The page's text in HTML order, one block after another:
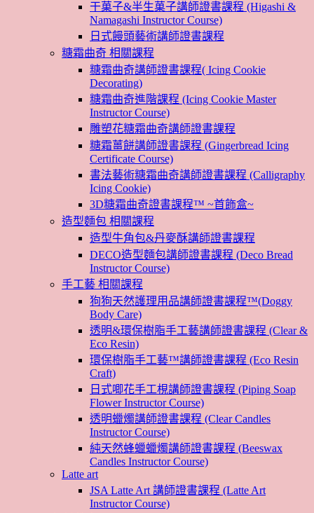
干菓子&半生菓子講師證書課程 (Higashi &
Namagashi Instructor Course)
日式饅頭藝術講師證書課程
糖霜曲奇 相關課程
糖霜曲奇講師證書課程( Icing Cookie
Decorating)
糖霜曲奇進階課程 (Icing Cookie Master
Instructor Course)
雕塑花糖霜曲奇講師證書課程
糖霜薑餅講師證書課程 (Gingerbread Icing
Certificate Course)
書法藝術糖霜曲奇講師證書課程 (Calligraphy
Icing Cookie)
3D糖霜曲奇證書課程™ ~首飾盒~
造型麵包 相關課程
造型牛角包&丹麥酥講師證書課程
DECO造型麵包講師證書課程 (Deco Bread
Instructor Course)
手工藝 相關課程
狗狗天然護理用品講師證書課程™(Doggy
Body Care)
透明&環保樹脂手工藝講師證書課程 (Clear &
Eco Resin)
環保樹脂手工藝™講師證書課程 (Eco Resin
Craft)
日式唧花手工梘講師證書課程 (Piping Soap
Flower Instructor Course)
透明蠟燭講師證書課程 (Clear Candles
Instructor Course)
純天然蜂蠟蠟燭講師證書課程 (Beeswax
Candles Instructor Course)
Latte art
JSA Latte Art 講師證書課程 (Latte Art
Instructor Course)